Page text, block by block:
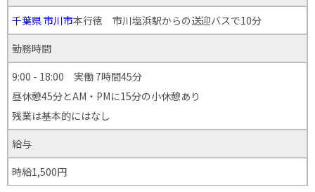
千葉県市川市本行徳 市川塩浜駅からの送迎バスで10分
勤務時間
9:00 - 18:00 実働 7時間45分
昼休憩45分とAM・PMに15分の小休憩あり
残業は基本的にはなし
給与
時給1,500円